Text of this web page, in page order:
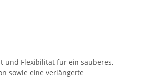
und Flexibilität für ein sauberes,
sowie eine verlängerte